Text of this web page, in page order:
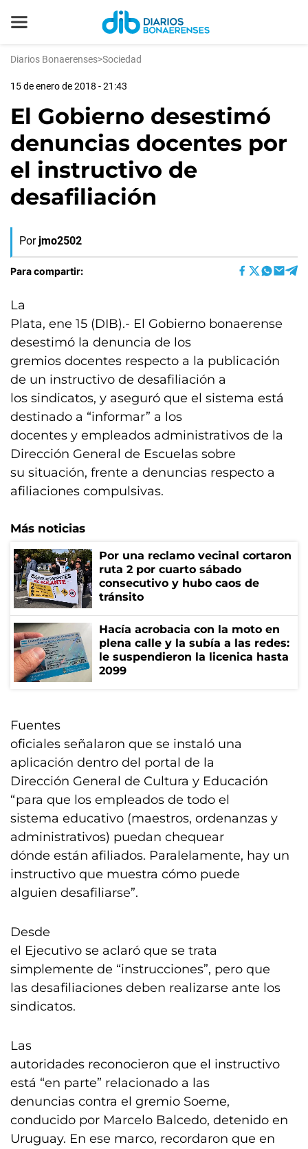
Diarios Bonaerenses>Sociedad
15 de enero de 2018 - 21:43
El Gobierno desestimó
denuncias docentes por
el instructivo de
desafiliación
Por jmo2502
Para compartir:
La
Plata, ene 15 (DIB).- El Gobierno bonaerense
desestimó la denuncia de los
gremios docentes respecto a la publicación
de un instructivo de desafiliación a
los sindicatos, y aseguró que el sistema está
destinado a “informar” a los
docentes y empleados administrativos de la
Dirección General de Escuelas sobre
su situación, frente a denuncias respecto a
afiliaciones compulsivas.
Más noticias
Por una reclamo vecinal cortaron
ruta 2 por cuarto sábado
consecutivo y hubo caos de
tránsito
Hacía acrobacia con la moto en
plena calle y la subía a las redes:
le suspendieron la licenica hasta
2099
Fuentes
oficiales señalaron que se instaló una
aplicación dentro del portal de la
Dirección General de Cultura y Educación
“para que los empleados de todo el
sistema educativo (maestros, ordenanzas y
administrativos) puedan chequear
dónde están afiliados. Paralelamente, hay un
instructivo que muestra cómo puede
alguien desafiliarse”.
Desde
el Ejecutivo se aclaró que se trata
simplemente de “instrucciones”, pero que
las desafiliaciones deben realizarse ante los
sindicatos.
Las
autoridades reconocieron que el instructivo
está “en parte” relacionado a las
denuncias contra el gremio Soeme,
conducido por Marcelo Balcedo, detenido en
Uruguay. En ese marco, recordaron que en